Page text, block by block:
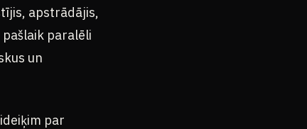
apstrādājis,
paralēli
un
par